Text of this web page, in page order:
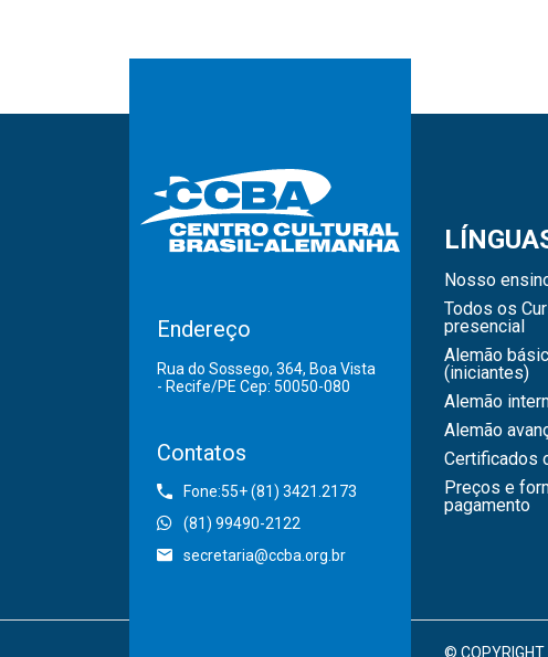
Endereço
Rua do Sossego, 364, Boa Vista
- Recife/PE Cep: 50050-080
Contatos
Fone:55+ (81) 3421.2173
(81) 99490-2122
secretaria@ccba.org.br
Nosso
Todos os
presencial
Alemão
(iniciantes)
Alemão
Alemão
Certificados
Preços e
pagamento
©